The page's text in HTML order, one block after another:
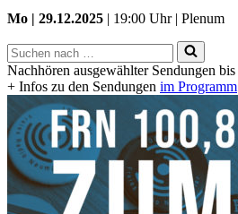
Mo | 29.12.2025 | 19:00 Uhr | Plenum
Suchen
nach …
Nachhören ausgewählter Sendungen
+ Infos zu den Sendungen im Programm